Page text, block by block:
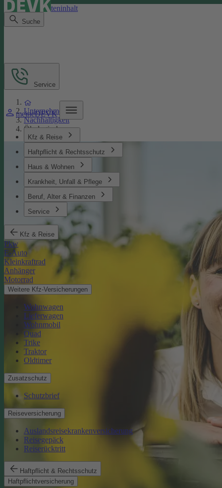
Direkt zum Seiteninhalt
Suche
meineDEVK
Kfz & Reise
Haftpflicht & Rechtsschutz
Haus & Wohnen
Krankheit, Unfall & Pflege
Beruf, Alter & Finanzen
Service
Kfz & Reise
Pkw
E-Auto
Kleinkraftrad
Anhänger
Motorrad
Weitere Kfz-Versicherungen
Wohnwagen
Lieferwagen
Wohnmobil
Quad
Trike
Traktor
Oldtimer
Zusatzschutz
Schutzbrief
Reiseversicherung
Auslandsreisekrankenversicherung
Reisegepäck
Reiserücktritt
Haftpflicht & Rechtsschutz
Haftpflichtversicherung
Service
Unternehmen
Nachhaltigkeit
Ökologisches